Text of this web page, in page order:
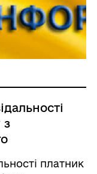
з
воєнного
платник